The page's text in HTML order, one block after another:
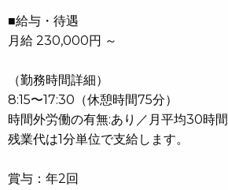
■給与・待遇
月給 230,000円 ～
（勤務時間詳細）
8:15〜17:30（休憩時間75分）
時間外労働の有無:あり／月平均30時間
残業代は1分単位で支給します。
賞与：年2回